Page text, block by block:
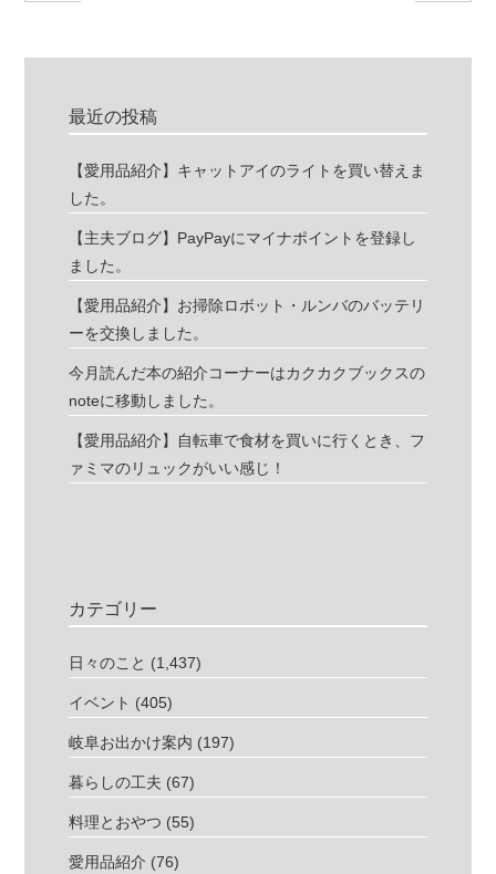
最近の投稿
【愛用品紹介】キャットアイのライトを買い替えま
した。
【主夫ブログ】PayPayにマイナポイントを登録し
ました。
【愛用品紹介】お掃除ロボット・ルンバのバッテリ
ーを交換しました。
今月読んだ本の紹介コーナーはカクカクブックスの
noteに移動しました。
【愛用品紹介】自転車で食材を買いに行くとき、フ
ァミマのリュックがいい感じ！
カテゴリー
日々のこと (1,437)
イベント (405)
岐阜お出かけ案内 (197)
暮らしの工夫 (67)
料理とおやつ (55)
愛用品紹介 (76)